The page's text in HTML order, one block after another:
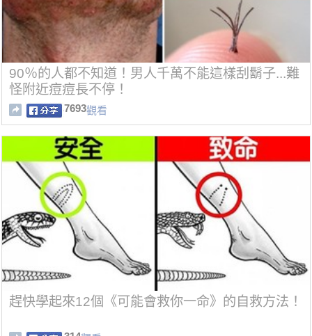
90％的人都不知道！男人千萬不能這樣刮鬍子...難
怪附近痘痘長不停！
7693觀看
趕快學起來12個《可能會救你一命》的自救方法！